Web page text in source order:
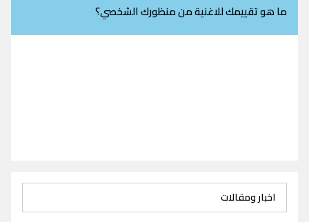
ما هو تقييمك للاغنية من منظورك الشخصي؟
اخبار ومقالات